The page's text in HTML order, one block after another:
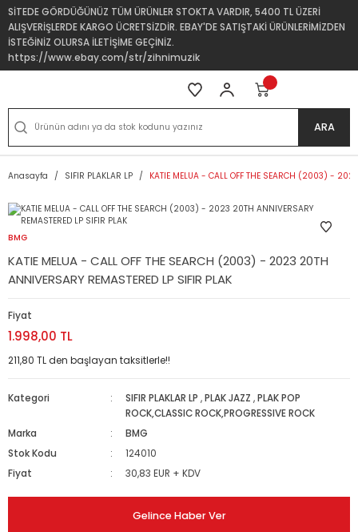
SİTEDE GÖRDÜĞÜNÜZ TÜM ÜRÜNLER STOKTA VARDIR, 5400 TL ÜZERİ
ALIŞVERİŞLERDE KARGO ÜCRETSİZDİR. EBAY'DE SATIŞTAKİ ÜRÜNLERİMİZDEN
İSTEĞİNİZ OLURSA İLETİŞİME GEÇİNİZ.
https://www.ebay.com/str/zihnimuzik
ARA
Anasayfa SIFIR PLAKLAR LP KATIE MELUA - CALL OFF THE SEARCH (2003) -
BMG
KATIE MELUA - CALL OFF THE SEARCH (2003) - 2023 20TH
ANNIVERSARY REMASTERED LP SIFIR PLAK
Fiyat
1.998,00 TL
211,80 TL den başlayan taksitlerle!!
Kategori SIFIR PLAKLAR LP ,PLAK JAZZ ,PLAK POP
ROCK,CLASSIC ROCK,PROGRESSIVE ROCK
Marka
BMG
Stok Kodu
124010
Fiyat
30,83 EUR + KDV
Gelince Haber Ver